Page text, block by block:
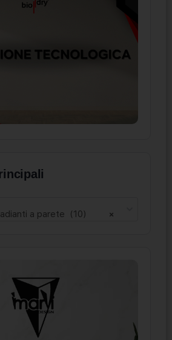
×
a parete (10)